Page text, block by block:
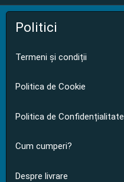
Politici
Termeni și condiții
Politica de Cookie
Politica de Confidențialitate
Cum cumperi?
Despre livrare